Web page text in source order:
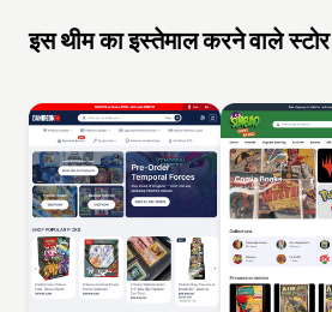
इस थीम का इस्तेमाल करने वाले स्टोर